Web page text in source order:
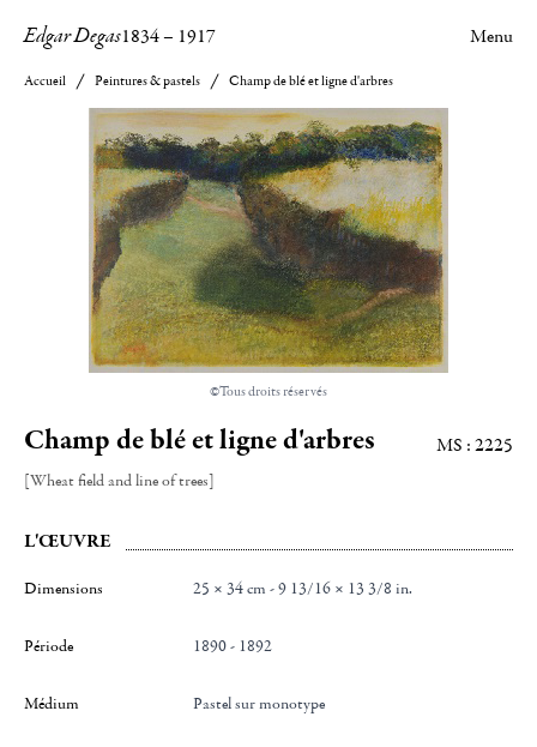
Edgar Degas1834– 1917 Menu
Accueil Peintures & pastels Champ de blé et ligne d'arbres
©Tous droits réservés
Champ de blé et ligne d'arbres
[Wheat field and line of trees]
MS : 2225
L'ŒUVRE
Dimensions 25 × 34 cm - 9 13/16 × 13 3/8 in.
Période 1890 - 1892
Médium Pastel sur monotype